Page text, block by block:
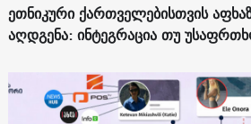
ეთნიკური ქართველებისთვის
აღდგენა: ინტეგრაცია თუ